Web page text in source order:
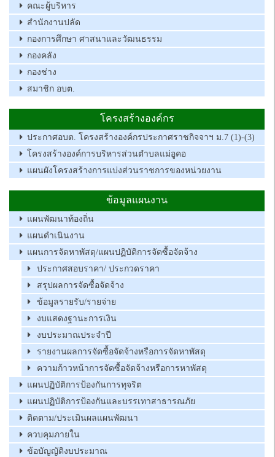
คณะผู้บริหาร
สำนักงานปลัด
กองการศึกษา ศาสนาและวัฒนธรรม
กองคลัง
กองช่าง
สมาชิก อบต.
โครงสร้างองค์กร
ประกาศอบต. โครงสร้างองค์กรประกาศราชกิจจาฯ ม.7 (1)-(3)
โครงสร้างองค์การบริหารส่วนตำบลแม่อูคอ
แผนผังโครงสร้างการแบ่งส่วนราชการของหน่วยงาน
ข้อมูลแผนงาน
แผนพัฒนาท้องถิ่น
แผนดำเนินงาน
แผนการจัดหาพัสดุ/แผนปฏิบัติการจัดซื้อจัดจ้าง
ประกาศสอบราคา/ ประกวดราคา
สรุปผลการจัดซื้อจัดจ้าง
ข้อมูลรายรับ/รายจ่าย
งบแสดงฐานะการเงิน
งบประมาณประจำปี
รายงานผลการจัดซื้อจัดจ้างหรือการจัดหาพัสดุ
ความก้าวหน้าการจัดซื้อจัดจ้างหรือการหาพัสดุ
แผนปฏิบัติการป้องกันการทุจริต
แผนปฏิบัติการป้องกันและบรรเทาสาธารณภัย
ติดตาม/ประเมินผลแผนพัฒนา
ควบคุมภายใน
ข้อบัญญัติงบประมาณ